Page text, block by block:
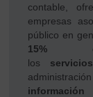
contable,
empresas
público en
15%
los
información